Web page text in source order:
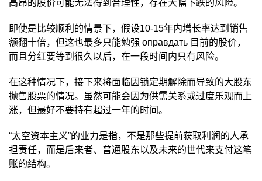
高昂的股价可能无法得到合理性，存在大幅下跌的风险。
即使是比较顺利的情景下，假设10-15年内增长率达到销售
额翻十倍，但这也最多只能勉强 оправдать 目前的股价，
而且分红要等到很久以后，在一段时间内只有风险。
在这种情况下，接下来将面临因锁定期解除而导致的大股东
抛售股票的情况。虽然可能会因为供需关系或过度乐观而上
涨，但最好不要持有超过一年的时间。
“太空资本主义”的业力是指，不是那些提前获取利润的人承
担责任，而是后来者、普通股东以及未来的世代来支付这笔
账的结构。